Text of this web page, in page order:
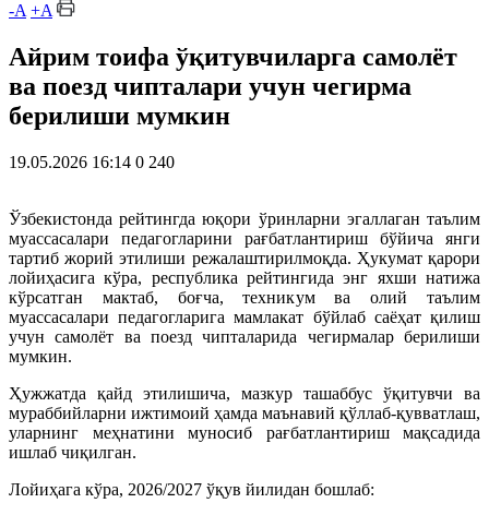
-A +A
Айрим тоифа ўқитувчиларга самолёт
ва поезд чипталари учун чегирма
берилиши мумкин
19.05.2026 16:14 0 240
Ўзбекистонда рейтингда юқори ўринларни эгаллаган таълим
муассасалари педагогларини рағбатлантириш бўйича янги
тартиб жорий этилиши режалаштирилмоқда. Ҳукумат қарори
лойиҳасига кўра, республика рейтингида энг яхши натижа
кўрсатган мактаб, боғча, техникум ва олий таълим
муассасалари педагогларига мамлакат бўйлаб саёҳат қилиш
учун самолёт ва поезд чипталарида чегирмалар берилиши
мумкин.
Ҳужжатда қайд этилишича, мазкур ташаббус ўқитувчи ва
мураббийларни ижтимоий ҳамда маънавий қўллаб-қувватлаш,
уларнинг меҳнатини муносиб рағбатлантириш мақсадида
ишлаб чиқилган.
Лойиҳага кўра, 2026/2027 ўқув йилидан бошлаб: